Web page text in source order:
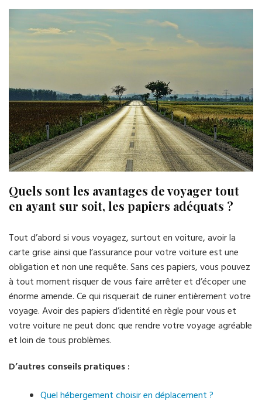
Quels sont les avantages de voyager tout
en ayant sur soit, les papiers adéquats ?
Tout d’abord si vous voyagez, surtout en voiture, avoir la
carte grise ainsi que l’assurance pour votre voiture est une
obligation et non une requête. Sans ces papiers, vous pouvez
à tout moment risquer de vous faire arrêter et d’écoper une
énorme amende. Ce qui risquerait de ruiner entièrement votre
voyage. Avoir des papiers d’identité en règle pour vous et
votre voiture ne peut donc que rendre votre voyage agréable
et loin de tous problèmes.
D’autres conseils pratiques :
Quel hébergement choisir en déplacement ?